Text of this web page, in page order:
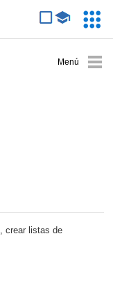
crear listas de